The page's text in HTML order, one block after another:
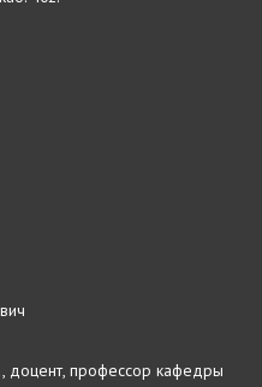
доцент, профессор кафедры